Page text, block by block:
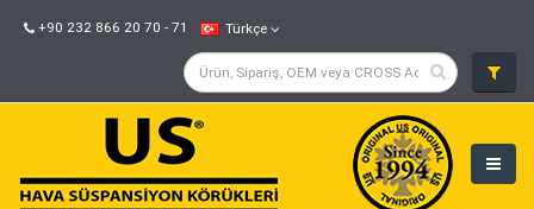
+90 232 866 20 70 - 71 Türkçe